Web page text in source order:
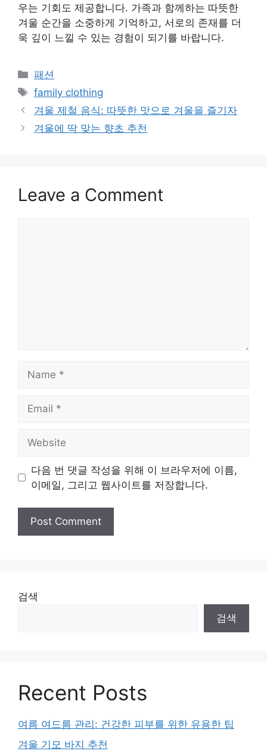
우는 기회도 제공합니다. 가족과 함께하는 따뜻한
겨울 순간을 소중하게 기억하고, 서로의 존재를 더
욱 깊이 느낄 수 있는 경험이 되기를 바랍니다.
Categories
패션
Tags
family clothing
겨울 제철 음식: 따뜻한 맛으로 겨울을 즐기자
겨울에 딱 맞는 향초 추천
Leave a Comment
다음 번 댓글 작성을 위해 이 브라우저에 이름,
이메일, 그리고 웹사이트를 저장합니다.
검색
검색
Recent Posts
여름 여드름 관리: 건강한 피부를 위한 유용한 팁
겨울 기모 바지 추천